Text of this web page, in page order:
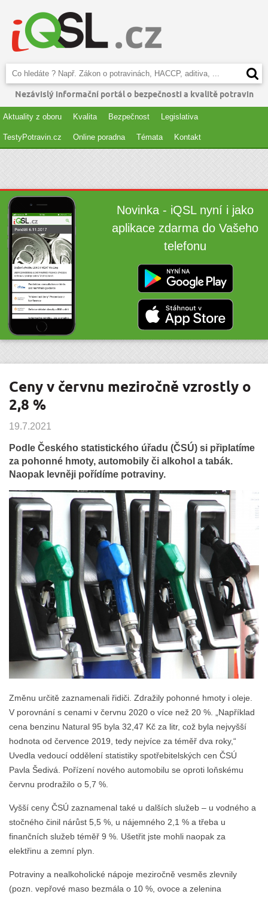
Nezávislý informační portál o bezpečnosti a kvalitě potravin
Aktuality z oboru Kvalita Bezpečnost Legislativa
TestyPotravin.cz Online poradna Témata Kontakt
Novinka - iQSL nyní i jako
aplikace zdarma do Vašeho
telefonu
Ceny v červnu meziročně vzrostly o
2,8 %
19.7.2021
Podle Českého statistického úřadu (ČSÚ) si připlatíme
za pohonné hmoty, automobily či alkohol a tabák.
Naopak levněji pořídíme potraviny.
Změnu určitě zaznamenali řidiči. Zdražily pohonné hmoty i oleje.
V porovnání s cenami v červnu 2020 o více než 20 %. „Například
cena benzinu Natural 95 byla 32,47 Kč za litr, což byla nejvyšší
hodnota od července 2019, tedy nejvíce za téměř dva roky,“
Uvedla vedoucí oddělení statistiky spotřebitelských cen ČSÚ
Pavla Šedivá. Pořízení nového automobilu se oproti loňskému
červnu prodražilo o 5,7 %.
Vyšší ceny ČSÚ zaznamenal také u dalších služeb – u vodného a
stočného činil nárůst 5,5 %, u nájemného 2,1 % a třeba u
finančních služeb téměř 9 %. Ušetřit jste mohli naopak za
elektřinu a zemní plyn.
Potraviny a nealkoholické nápoje meziročně vesměs zlevnily
(pozn. vepřové maso bezmála o 10 %, ovoce a zelenina